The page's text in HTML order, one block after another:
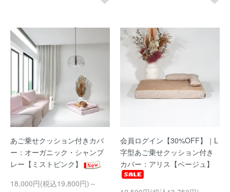
あご乗せクッション付きカバ
ー：オーガニック・シャンブ
レー【ミストピンク】
18,000円(税込19,800円)～
会員ログイン【30%OFF】｜L
字型あご乗せクッション付き
カバー：アリス【ベージュ】